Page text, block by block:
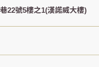
22號5樓之1(漢諾威大樓)